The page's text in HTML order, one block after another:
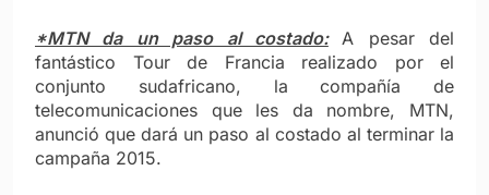
*MTN da un paso al costado:
A pesar del
fantástico Tour de Francia realizado por el
conjunto sudafricano, la compañía de
telecomunicaciones que les da nombre, MTN,
anunció que dará un paso al costado al terminar la
campaña 2015.